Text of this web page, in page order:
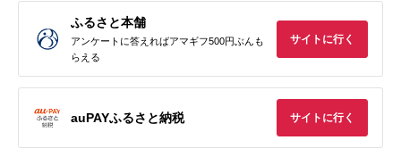
ふるさと本舗
アンケートに答えればアマギフ500円ぶんも
らえる
サイトに行く
auPAYふるさと納税 サイトに行く